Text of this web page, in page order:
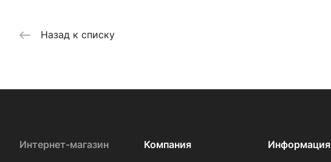
Назад к списку
Интернет-магазин Компания Информация